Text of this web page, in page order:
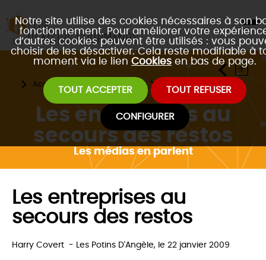
Notre site utilise des cookies nécessaires à son
fonctionnement. Pour améliorer votre
d’autres cookies peuvent être utilisés : vous
choisir de les désactiver. Cela reste modifiable à
moment via le lien Cookies en bas de page.
TOUT ACCEPTER TOUT REFUSER
CONFIGURER
Accueil Le club d'affaires Les médias en parlent
Les entreprises au
secours des restos
Les médias en parlent
Les entreprises au
secours des restos
Harry Covert - Les Potins D'Angèle, le 22 janvier 2009